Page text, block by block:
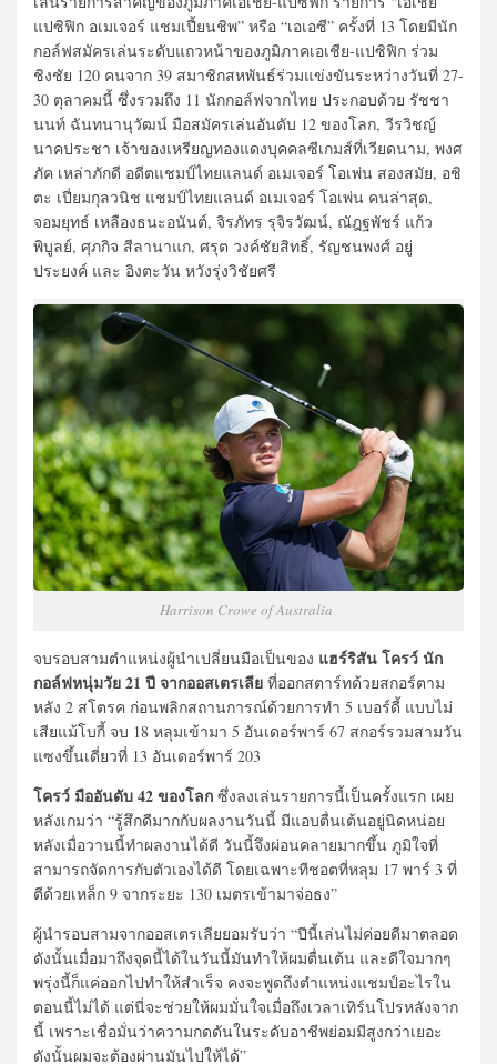
แปซิฟิก อเมเจอร์ แชมเปี้ยนชิพ” หรือ “เอเอซี” ครั้งที่ 13 โดยมีนัก
กอล์ฟสมัครเล่นระดับแถวหน้าของภูมิภาคเอเชีย-แปซิฟิก ร่วม
ชิงชัย 120 คนจาก 39 สมาชิกสหพันธ์ร่วมแข่งขันระหว่างวันที่ 27-
30 ตุลาคมนี้ ซึ่งรวมถึง 11 นักกอล์ฟจากไทย ประกอบด้วย รัชชา
นนท์ ฉันทนานุวัฒน์ มือสมัครเล่นอันดับ 12 ของโลก, วีรวิชญ์
นาคประชา เจ้าของเหรียญทองแดงบุคคลซีเกมส์ที่เวียดนาม, พงศ
ภัค เหล่าภักดี อดีตแชมป์ไทยแลนด์ อเมเจอร์ โอเพ่น สองสมัย, อชิ
ตะ เปี่ยมกุลวนิช แชมป์ไทยแลนด์ อเมเจอร์ โอเพ่น คนล่าสุด,
จอมยุทธ์ เหลืองธนะอนันต์, จิรภัทร รุจิรวัฒน์, ณัฎฐพัชร์ แก้ว
พิบูลย์, ศุภกิจ สีลานาแก, ศรุต วงค์ชัยสิทธิ์, รัญชนพงศ์ อยู่
ประยงค์ และ อิงตะวัน หวังรุ่งวิชัยศรี
Harrison Crowe of Australia
จบรอบสามตำแหน่งผู้นำเปลี่ยนมือเป็นของ แฮร์ริสัน โครว์ นัก
กอล์ฟหนุ่มวัย 21 ปี จากออสเตรเลีย ที่ออกสตาร์ทด้วยสกอร์ตาม
หลัง 2 สโตรค ก่อนพลิกสถานการณ์ด้วยการทำ 5 เบอร์ดี้ แบบไม่
เสียแม้โบกี้ จบ 18 หลุมเข้ามา 5 อันเดอร์พาร์ 67 สกอร์รวมสามวัน
แซงขึ้นเดี่ยวที่ 13 อันเดอร์พาร์ 203
โครว์ มืออันดับ 42 ของโลก ซึ่งลงเล่นรายการนี้เป็นครั้งแรก เผย
หลังเกมว่า “รู้สึกดีมากกับผลงานวันนี้ มีแอบตื่นเต้นอยู่นิดหน่อย
หลังเมื่อวานนี้ทำผลงานได้ดี วันนี้จึงผ่อนคลายมากขึ้น ภูมิใจที่
สามารถจัดการกับตัวเองได้ดี โดยเฉพาะทีชอตที่หลุม 17 พาร์ 3 ที่
ตีด้วยเหล็ก 9 จากระยะ 130 เมตรเข้ามาจ่อธง”
ผู้นำรอบสามจากออสเตรเลียยอมรับว่า “ปีนี้เล่นไม่ค่อยดีมาตลอด
ดังนั้นเมื่อมาถึงจุดนี้ได้ในวันนี้มันทำให้ผมตื่นเต้น และดีใจมากๆ
พรุ่งนี้ก็แค่ออกไปทำให้สำเร็จ คงจะพูดถึงตำแหน่งแชมป์อะไรใน
ตอนนี้ไม่ได้ แต่นี่จะช่วยให้ผมมั่นใจเมื่อถึงเวลาเทิร์นโปรหลังจาก
นี้ เพราะเชื่อมั่นว่าความกดดันในระดับอาชีพย่อมมีสูงกว่าเยอะ
ดังนั้นผมจะต้องผ่านมันไปให้ได้”